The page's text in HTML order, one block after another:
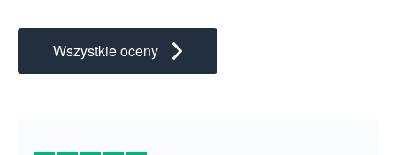
Wszystkie oceny